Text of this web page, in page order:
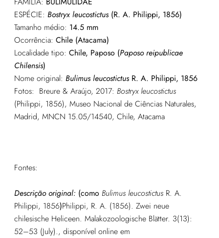
ESPÉCIE: Bostryx leucostictus(R. A. Philippi, 1856)
Tamanho médio: 14.5 mm
Ocorrência: Chile (Atacama)
Localidade tipo: Chile, Paposo (Paposo reipublicae
Chilensis)
Nome original: Bulimus leucostictusR. A. Philippi, 1856
Fotos: Breure & Araújo, 2017: Bostryx leucostictus
(Philippi, 1856), Museo Nacional de Ciências Naturales,
Madrid, MNCN 15.05/14540, Chile, Atacama
Fontes:
Descrição original: (como Bulimus leucostictus R. A.
Philippi, 1856)Philippi, R. A. (1856). Zwei neue
chilesische Heliceen. Malakozoologische Blätter. 3(13):
52–53 (July)., disponível online em